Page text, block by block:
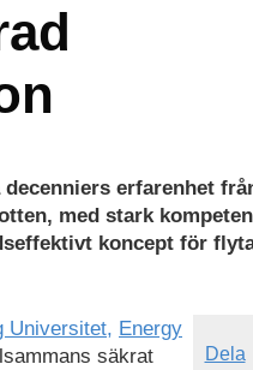
erfarenhet
med stark
koncept för
Dela
Universitet, Energy
säkrat